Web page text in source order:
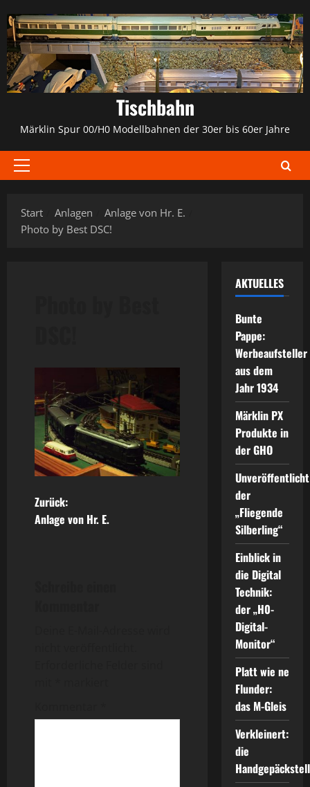
Inhalt
springen
Tischbahn
Märklin Spur 00/H0 Modellbahnen der 30er bis 60er Jahre
Primäres
Start
Anlagen
Anlage von Hr. E.
Photo by Best DSC!
B
s
Zurück:
Anlage von Hr. E.
AKTUELLES
Bunte
Pappe:
Werbeaufsteller
aus dem
Jahr 1934
Märklin PX
Produkte in
der GHO
der
„Fliegende
Silberling“
Einblick in
die Digital
Technik:
der „H0-
Digital-
Monitor“
Platt wie ne
Flunder:
das M-Gleis
Verkleinert:
die